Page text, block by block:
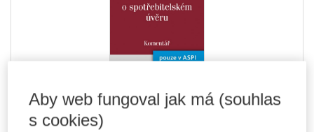
Ke stažení
Aby web fungoval jak má (souhlas
s cookies)